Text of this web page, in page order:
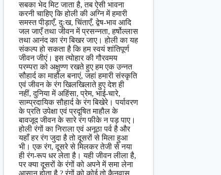
सबका भेद मिट जाता है, तब ऐसी भावना
करनी चाहिए कि होली की अग्नि में हमारी
समस्त पीड़ाएँ, दुःख, चिंताएँ, द्वेष-भाव आदि
जल जाएँ तथा जीवन में प्रसन्नता, हर्षोल्लास
तथा आनंद का रंग बिखर जाए। होली का यह
संकल्प हो सकता है कि हम स्वयं शांतिपूर्ण
जीवन जीएं। इस त्योहार की गौरवमय
परम्परा को अक्षुण्ण रखते हुए हम एक उन्नत
सौहार्द का माहौल बनाएं, जहां हमारी संस्कृति
एवं जीवन के रंग खिलखिलाते हुए देश ही
नहीं, दुनिया में अहिंसा, प्रेम, भाई-चारे,
साम्प्रदायिक सौहार्द के रंग बिखेरे। पर्यावरण
के प्रति उपेक्षा एवं प्रदूषित माहौल के
बावजूद जीवन के सारे रंग फीके न पड़ पाए।
होली रंगों का निराला एवं अनूठा पर्व है और
यहाँ हर रंग जुदा है तो दूसरों से मिला हुआ
भी। एक रंग, दूसरे से मिलकर तेजी से नया
ही रंग-रूप धर लेता है। यही जीवन लीला है,
पर क्या दूसरों के रंगों को अपने में समा लेना